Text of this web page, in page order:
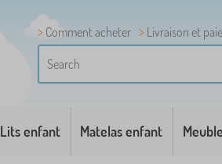
Comment acheter Livraison et
Lits enfant Matelas enfant